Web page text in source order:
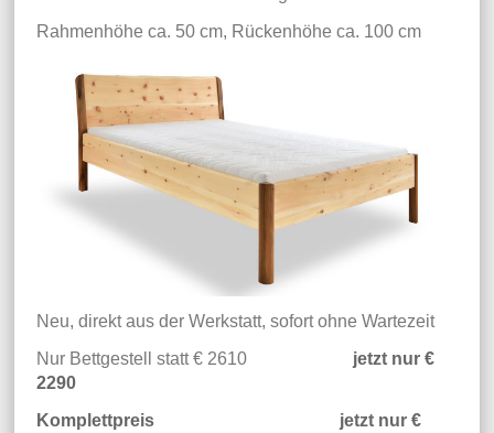
Rahmenhöhe ca. 50 cm, Rückenhöhe ca. 100 cm
Neu, direkt aus der Werkstatt, sofort ohne Wartezeit
Nur Bettgestell statt € 2610 jetzt nur €
2290
Komplettpreis jetzt nur €